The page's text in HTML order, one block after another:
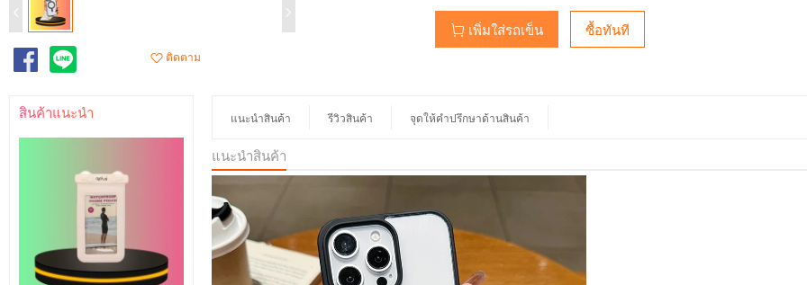
ติดตาม
เพิ่มใส่รถเข็น ซื้อทันที
สินค้าแนะนำ แนะนำสินค้า รีวิวสินค้า จุดให้คำปรึกษาด้านสินค้า
แนะนำสินค้า